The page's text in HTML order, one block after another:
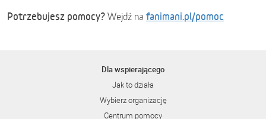
Potrzebujesz pomocy? Wejdź na fanimani.pl/pomoc
Dla wspierającego
Jak to działa
Wybierz organizację
Centrum pomocy